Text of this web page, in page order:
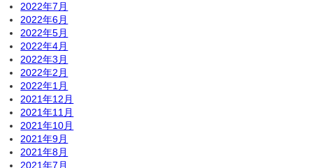
2022年7月
2022年6月
2022年5月
2022年4月
2022年3月
2022年2月
2022年1月
2021年12月
2021年11月
2021年10月
2021年9月
2021年8月
2021年7月